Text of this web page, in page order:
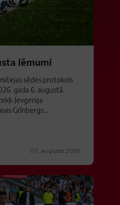
lēmumi
sēdes protokols
gada 6. augustā.
Jevgenija
Grīnbergs...
07. augusts 2026.